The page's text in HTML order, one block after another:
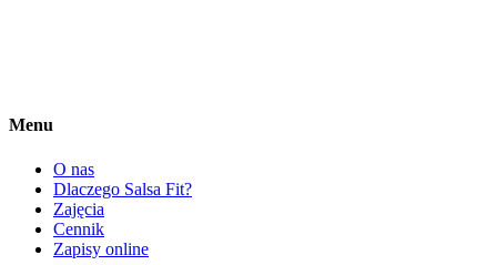
Menu
O nas
Dlaczego Salsa Fit?
Zajęcia
Cennik
Zapisy online